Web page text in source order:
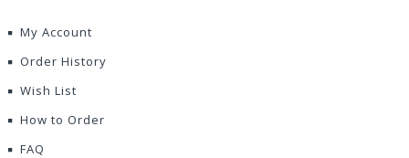
My Account
Order History
Wish List
How to Order
FAQ